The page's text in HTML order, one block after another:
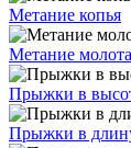
Метание копья
Метание молота
Прыжки в
Прыжки в